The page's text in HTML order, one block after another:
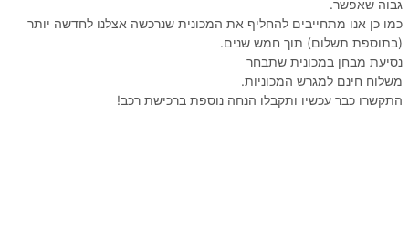
גבוה שאפשר.
כמו כן אנו מתחייבים להחליף את המכונית שנרכשה אצלנו לחדשה יותר
(בתוספת תשלום) תוך חמש שנים.
נסיעת מבחן במכונית שתבחר
משלוח חינם למגרש המכוניות.
התקשרו כבר עכשיו ותקבלו הנחה נוספת ברכישת רכב!